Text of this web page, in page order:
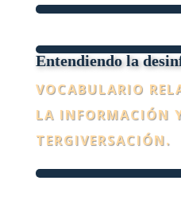
Entendiendo la
VOCABULARIO
LA INFORMACIÓN
TERGIVERSACIÓN.